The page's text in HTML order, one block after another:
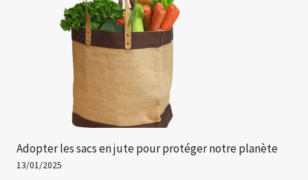
Adopter les sacs en jute pour protéger notre planète
13/01/2025